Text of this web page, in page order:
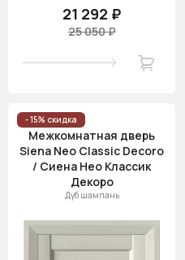
21 292 ₽
25 050 ₽
- 15% скидка
Межкомнатная дверь
Siena Neo Classic Decoro
/ Сиена Нео Классик
Декоро
Дуб шампань